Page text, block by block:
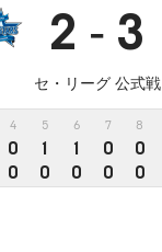
2 - 3
セ・リーグ 公式戦
4 5 6 7 8
0 1 1 0 0
0 0 0 0 0